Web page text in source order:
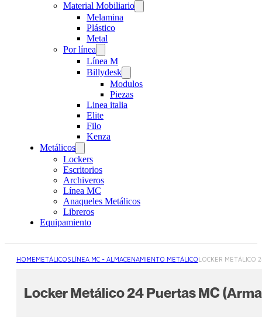
Material Mobiliario
Melamina
Plástico
Metal
Por línea
Línea M
Billydesk
Modulos
Piezas
Linea italia
Elite
Filo
Kenza
Metálicos
Lockers
Escritorios
Archiveros
Línea MC
Anaqueles Metálicos
Libreros
Equipamiento
HOMEMETÁLICOSLÍNEA MC - ALMACENAMIENTO METÁLICOLOCKER METÁLICO
Locker Metálico 24 Puertas MC